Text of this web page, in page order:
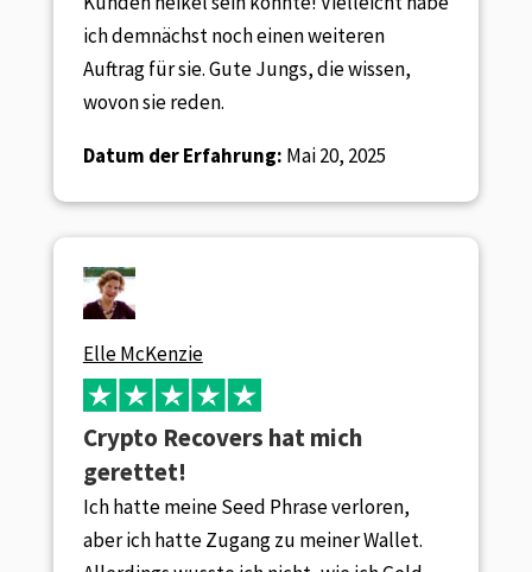
ich demnächst noch einen weiteren
Auftrag für sie. Gute Jungs, die wissen,
wovon sie reden.
Datum der Erfahrung: Mai 20, 2025
Elle McKenzie
Crypto Recovers hat mich
gerettet!
Ich hatte meine Seed Phrase verloren,
aber ich hatte Zugang zu meiner Wallet.